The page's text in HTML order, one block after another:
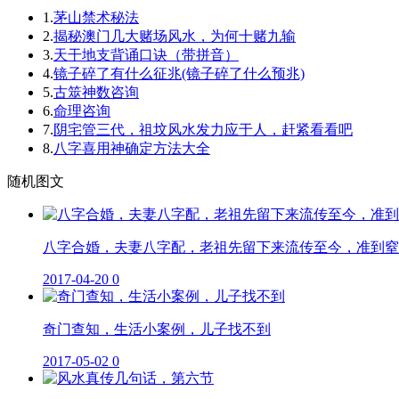
1.茅山禁术秘法
2.揭秘澳门几大赌场风水，为何十赌九输
3.天干地支背诵口诀（带拼音）
4.镜子碎了有什么征兆(镜子碎了什么预兆)
5.古筮神数咨询
6.命理咨询
7.阴宅管三代，祖坟风水发力应于人，赶紧看看吧
8.八字喜用神确定方法大全
随机图文
八字合婚，夫妻八字配，老祖先留下来流传至今，准到
2017-04-20 0
奇门查知，生活小案例，儿子找不到
2017-05-02 0